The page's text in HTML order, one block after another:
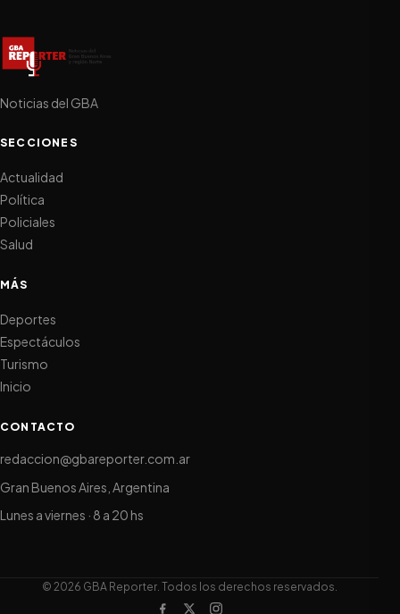
Noticias del GBA
SECCIONES
Actualidad
Política
Policiales
Salud
MÁS
Deportes
Espectáculos
Turismo
Inicio
CONTACTO
redaccion@gbareporter.com.ar
Gran Buenos Aires, Argentina
Lunes a viernes · 8 a 20 hs
© 2026 GBA Reporter. Todos los derechos reservados.